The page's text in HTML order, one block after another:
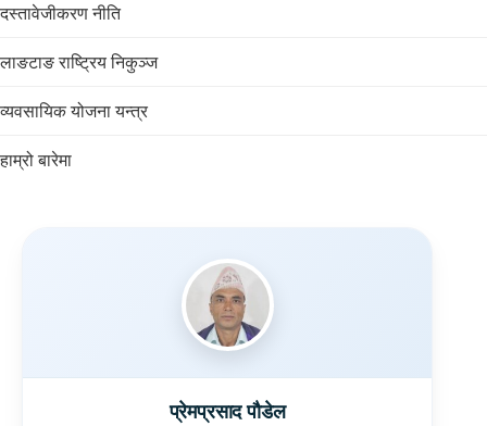
दस्तावेजीकरण नीति
लाङटाङ राष्ट्रिय निकुञ्ज
व्यवसायिक योजना यन्त्र
हाम्रो बारेमा
प्रेमप्रसाद पौडेल